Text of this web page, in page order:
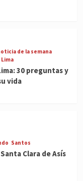
de la semana
30 preguntas y
vida
Santos
Clara de Asís